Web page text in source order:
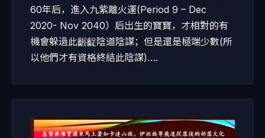
60年后，進入九紫離火運(Period 9 – Dec
2020- Nov 2040）后出生的寶寶，才相對的有
機會躲過此齷齪陰道陰謀；但是還是極端少數(所
以他們才有資格終結此陰謀)….